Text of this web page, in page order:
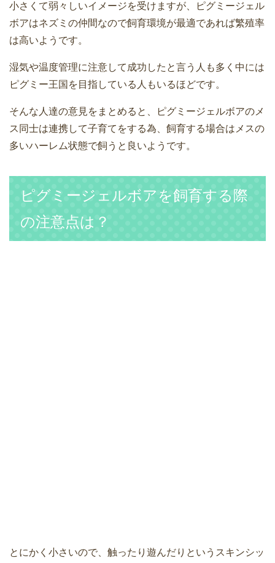
小さくて弱々しいイメージを受けますが、ピグミージェル
ボアはネズミの仲間なので飼育環境が最適であれば繁殖率
は高いようです。
湿気や温度管理に注意して成功したと言う人も多く中には
ピグミー王国を目指している人もいるほどです。
そんな人達の意見をまとめると、ピグミージェルボアのメ
ス同士は連携して子育てをする為、飼育する場合はメスの
多いハーレム状態で飼うと良いようです。
ピグミージェルボアを飼育する際
の注意点は？
とにかく小さいので、触ったり遊んだりというスキンシッ